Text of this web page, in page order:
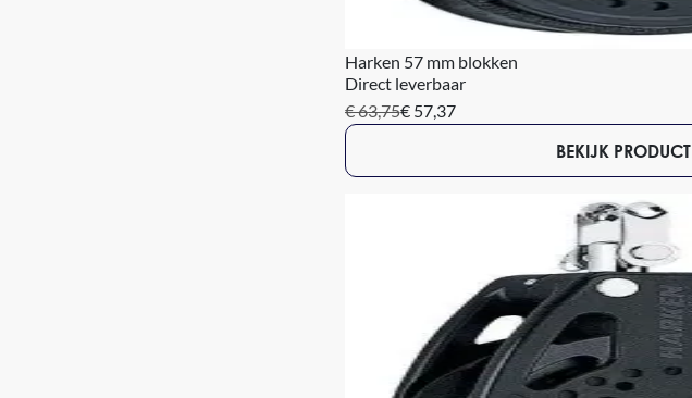
Harken 57 mm blokken
Direct leverbaar
€ 63,75€ 57,37
BEKIJK PRODUCT